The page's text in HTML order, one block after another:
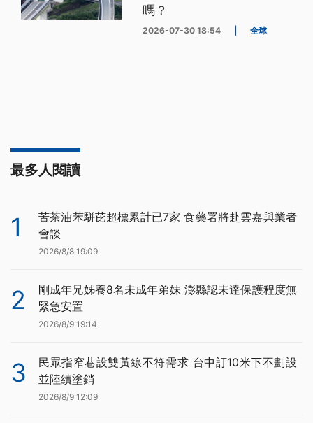
嗎？
2026-07-30 18:54 全球
最多人閱讀
1
苦茶油苯駢芘超標累計已7家 食藥署將赴雲嘉與業者
會談
2026/8/8 19:09
2
剛成年兄姊養8名未成年弟妹 澎縣認未達保護程度無
緊急安置
2026/8/9 19:14
3
民眾指窄巷設雙黃線不符需求 台中訂10米下不劃設
並陸續塗銷
2026/8/9 12:09